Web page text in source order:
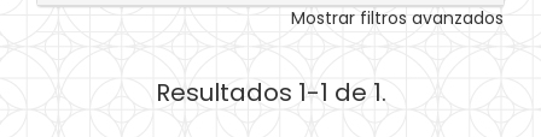
Mostrar filtros avanzados
Resultados 1-1 de 1.